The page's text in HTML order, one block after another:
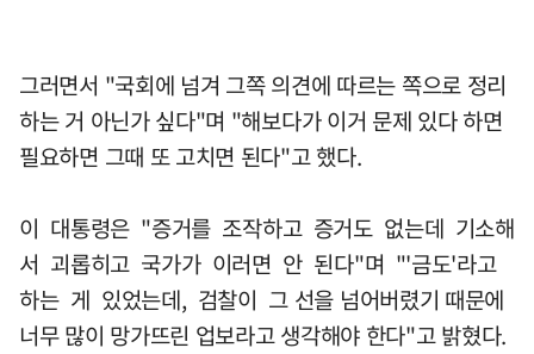
그러면서 "국회에 넘겨 그쪽 의견에 따르는 쪽으로 정리
하는 거 아닌가 싶다"며 "해보다가 이거 문제 있다 하면
필요하면 그때 또 고치면 된다"고 했다.
이 대통령은 "증거를 조작하고 증거도 없는데 기소해
서 괴롭히고 국가가 이러면 안 된다"며 "'금도'라고
하는 게 있었는데, 검찰이 그 선을 넘어버렸기 때문에
너무 많이 망가뜨린 업보라고 생각해야 한다"고 밝혔다.